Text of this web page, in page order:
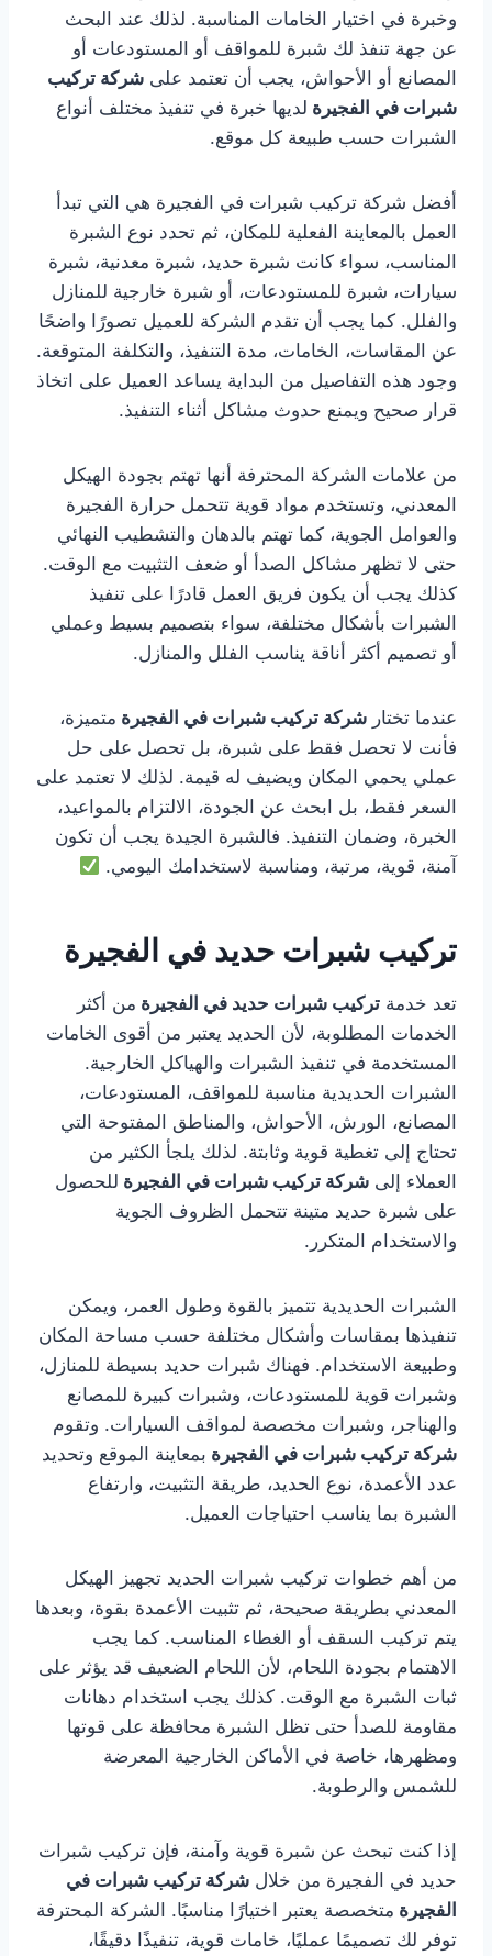
وخبرة في اختيار الخامات المناسبة. لذلك عند البحث
عن جهة تنفذ لك شبرة للمواقف أو المستودعات أو
المصانع أو الأحواش، يجب أن تعتمد على شركة تركيب
شبرات في الفجيرة لديها خبرة في تنفيذ مختلف أنواع
الشبرات حسب طبيعة كل موقع.
أفضل شركة تركيب شبرات في الفجيرة هي التي تبدأ
العمل بالمعاينة الفعلية للمكان، ثم تحدد نوع الشبرة
المناسب، سواء كانت شبرة حديد، شبرة معدنية، شبرة
سيارات، شبرة للمستودعات، أو شبرة خارجية للمنازل
والفلل. كما يجب أن تقدم الشركة للعميل تصورًا واضحًا
عن المقاسات، الخامات، مدة التنفيذ، والتكلفة المتوقعة.
وجود هذه التفاصيل من البداية يساعد العميل على اتخاذ
قرار صحيح ويمنع حدوث مشاكل أثناء التنفيذ.
من علامات الشركة المحترفة أنها تهتم بجودة الهيكل
المعدني، وتستخدم مواد قوية تتحمل حرارة الفجيرة
والعوامل الجوية، كما تهتم بالدهان والتشطيب النهائي
حتى لا تظهر مشاكل الصدأ أو ضعف التثبيت مع الوقت.
كذلك يجب أن يكون فريق العمل قادرًا على تنفيذ
الشبرات بأشكال مختلفة، سواء بتصميم بسيط وعملي
أو تصميم أكثر أناقة يناسب الفلل والمنازل.
عندما تختار شركة تركيب شبرات في الفجيرة متميزة،
فأنت لا تحصل فقط على شبرة، بل تحصل على حل
عملي يحمي المكان ويضيف له قيمة. لذلك لا تعتمد على
السعر فقط، بل ابحث عن الجودة، الالتزام بالمواعيد،
الخبرة، وضمان التنفيذ. فالشبرة الجيدة يجب أن تكون
آمنة، قوية، مرتبة، ومناسبة لاستخدامك اليومي.
تركيب شبرات حديد في الفجيرة
تعد خدمة تركيب شبرات حديد في الفجيرة من أكثر
الخدمات المطلوبة، لأن الحديد يعتبر من أقوى الخامات
المستخدمة في تنفيذ الشبرات والهياكل الخارجية.
الشبرات الحديدية مناسبة للمواقف، المستودعات،
المصانع، الورش، الأحواش، والمناطق المفتوحة التي
تحتاج إلى تغطية قوية وثابتة. لذلك يلجأ الكثير من
العملاء إلى شركة تركيب شبرات في الفجيرة للحصول
على شبرة حديد متينة تتحمل الظروف الجوية
والاستخدام المتكرر.
الشبرات الحديدية تتميز بالقوة وطول العمر، ويمكن
تنفيذها بمقاسات وأشكال مختلفة حسب مساحة المكان
وطبيعة الاستخدام. فهناك شبرات حديد بسيطة للمنازل،
وشبرات قوية للمستودعات، وشبرات كبيرة للمصانع
والهناجر، وشبرات مخصصة لمواقف السيارات. وتقوم
شركة تركيب شبرات في الفجيرة بمعاينة الموقع وتحديد
عدد الأعمدة، نوع الحديد، طريقة التثبيت، وارتفاع
الشبرة بما يناسب احتياجات العميل.
من أهم خطوات تركيب شبرات الحديد تجهيز الهيكل
المعدني بطريقة صحيحة، ثم تثبيت الأعمدة بقوة، وبعدها
يتم تركيب السقف أو الغطاء المناسب. كما يجب
الاهتمام بجودة اللحام، لأن اللحام الضعيف قد يؤثر على
ثبات الشبرة مع الوقت. كذلك يجب استخدام دهانات
مقاومة للصدأ حتى تظل الشبرة محافظة على قوتها
ومظهرها، خاصة في الأماكن الخارجية المعرضة
للشمس والرطوبة.
إذا كنت تبحث عن شبرة قوية وآمنة، فإن تركيب شبرات
حديد في الفجيرة من خلال شركة تركيب شبرات في
الفجيرة متخصصة يعتبر اختيارًا مناسبًا. الشركة المحترفة
توفر لك تصميمًا عمليًا، خامات قوية، تنفيذًا دقيقًا،